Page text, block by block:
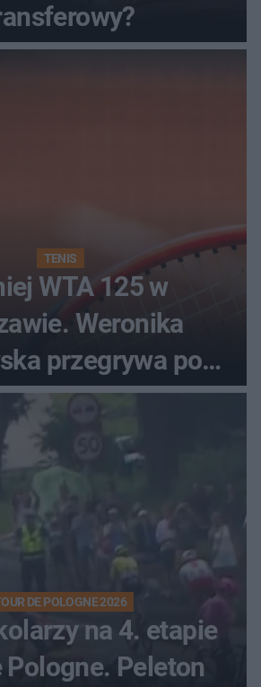
TENIS
WTA 125 w
Weronika
przegrywa po
boju
DE POLOGNE 2026
na 4. etapie
Pologne. Peleton